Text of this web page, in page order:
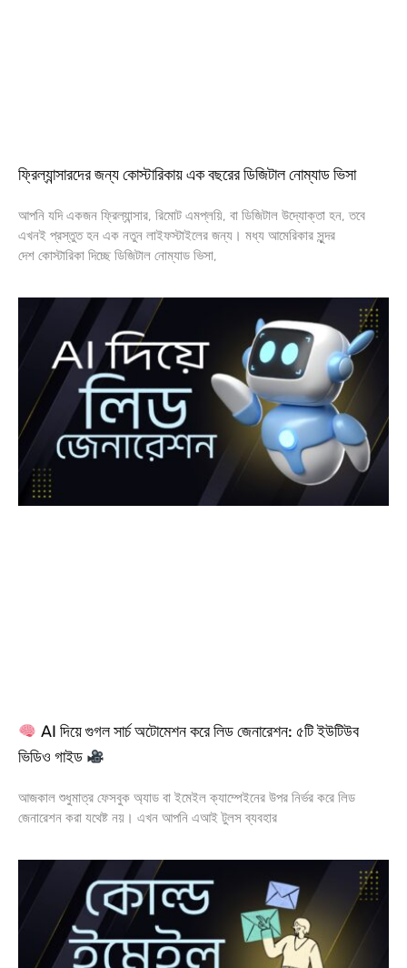
ফ্রিল্যান্সারদের জন্য কোস্টারিকায় এক বছরের ডিজিটাল নোম্যাড ভিসা
আপনি যদি একজন ফ্রিল্যান্সার, রিমোট এমপ্লয়ি, বা ডিজিটাল উদ্যোক্তা হন, তবে
এখনই প্রস্তুত হন এক নতুন লাইফস্টাইলের জন্য। মধ্য আমেরিকার সুন্দর
দেশ কোস্টারিকা দিচ্ছে ডিজিটাল নোম্যাড ভিসা,
AI দিয়ে গুগল সার্চ অটোমেশন করে লিড জেনারেশন: ৫টি ইউটিউব
ভিডিও গাইড
আজকাল শুধুমাত্র ফেসবুক অ্যাড বা ইমেইল ক্যাম্পেইনের উপর নির্ভর করে লিড
জেনারেশন করা যথেষ্ট নয়। এখন আপনি এআই টুলস ব্যবহার